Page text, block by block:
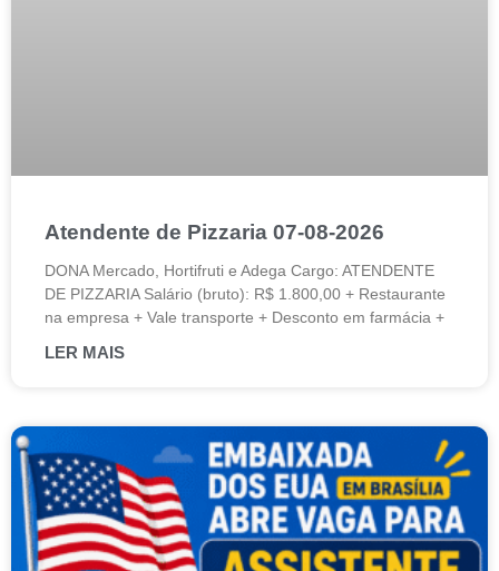
Atendente de Pizzaria 07-08-2026
DONA Mercado, Hortifruti e Adega Cargo: ATENDENTE
DE PIZZARIA Salário (bruto): R$ 1.800,00 + Restaurante
na empresa + Vale transporte + Desconto em farmácia +
LER MAIS